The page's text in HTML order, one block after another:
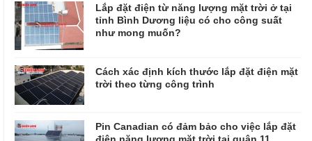
Lắp đặt điện từ năng lượng mặt trời ở tại
tỉnh Bình Dương liệu có cho công suất
như mong muốn?
Cách xác định kích thước lắp đặt điện mặt
trời theo từng công trình
Pin Canadian có đảm bảo cho việc lắp đặt
điện năng lượng mặt trời tại quận 11